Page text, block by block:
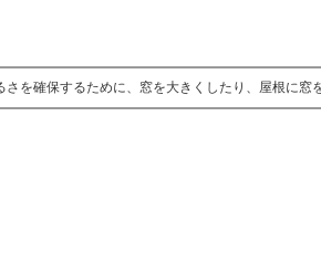
を確保するために、窓を大きくしたり、屋根に窓